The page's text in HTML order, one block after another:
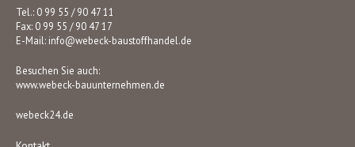
Tel.: 0 99 55 / 90 47 11
Fax: 0 99 55 / 90 47 17
E-Mail: info@webeck-baustoffhandel.de
Besuchen Sie auch:
www.webeck-bauunternehmen.de
webeck24.de